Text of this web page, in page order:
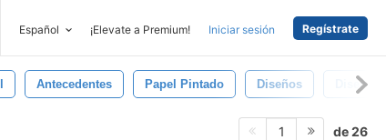
Español ¡Elevate a Premium! Iniciar sesión Regístrate
Antecedentes Papel Pintado Diseños Diseño
1 de 26